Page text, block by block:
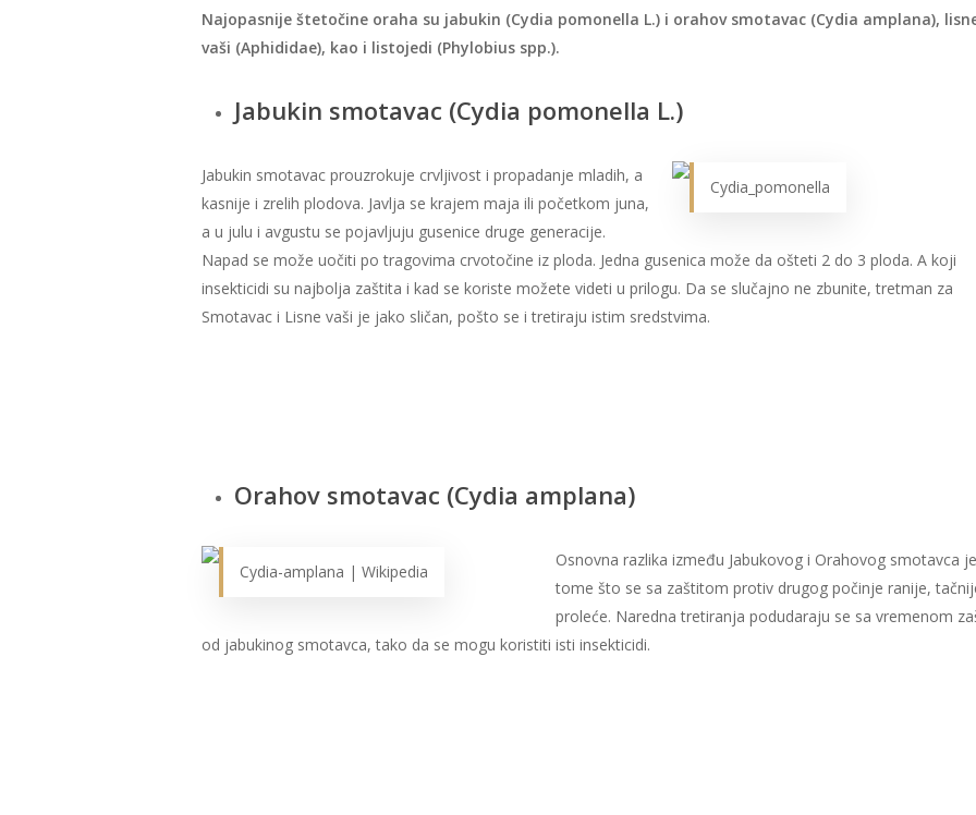
Najopasnije štetočine oraha su jabukin (Cydia pomonella L.) i orahov smotavac (Cydia amplana),
vaši (Aphididae), kao i listojedi (Phylobius spp.).
Jabukin smotavac (Cydia pomonella L.)
Cydia_pomonella
Jabukin smotavac prouzrokuje crvljivost i propadanje mladih, a
kasnije i zrelih plodova. Javlja se krajem maja ili početkom juna,
a u julu i avgustu se pojavljuju gusenice druge generacije.
Napad se može uočiti po tragovima crvotočine iz ploda. Jedna gusenica može da ošteti 2 do 3 ploda. A koji
insekticidi su najbolja zaštita i kad se koriste možete videti u prilogu. Da se slučajno ne zbunite, tretman za
Smotavac i Lisne vaši je jako sličan, pošto se i tretiraju istim sredstvima.
Orahov smotavac (Cydia amplana)
Cydia-amplana | Wikipedia
Osnovna razlika između Jabukovog i Orahovog smotavca
tome što se sa zaštitom protiv drugog počinje ranije,
proleće. Naredna tretiranja podudaraju se sa vremenom
od jabukinog smotavca, tako da se mogu koristiti isti insekticidi.